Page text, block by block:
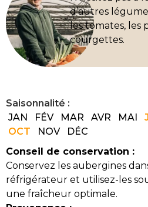
d’autres
les tomates, les
courgettes.
Saisonnalité :
JAN
FÉV MAR AVR MAI
OCT
NOV
DÉC
Conseil de conservation :
Conservez les aubergines
réfrigérateur et utilisez-les
une fraîcheur optimale.